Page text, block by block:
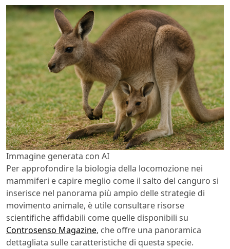
Immagine generata con AI
Per approfondire la biologia della locomozione nei
mammiferi e capire meglio come il salto del canguro si
inserisce nel panorama più ampio delle strategie di
movimento animale, è utile consultare risorse
scientifiche affidabili come quelle disponibili su
Controsenso Magazine, che offre una panoramica
dettagliata sulle caratteristiche di questa specie.